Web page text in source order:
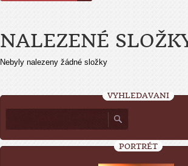
NALEZENÉ
Nebyly nalezeny žádné složky
VYHLEDÁVÁNÍ
PORTRÉT